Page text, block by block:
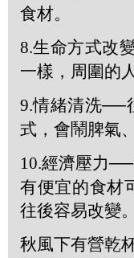
食材。
8.生命方式改
一樣，周圍的
9.情緒清洗──
式，會鬧脾氣
10.經濟壓力
有便宜的食材
往後容易改變。
秋風下有營乾